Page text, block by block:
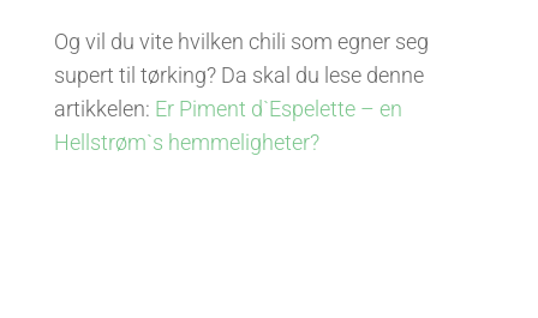
Og vil du vite hvilken chili som egner seg
supert til tørking? Da skal du lese denne
artikkelen: Er Piment d`Espelette – en
Hellstrøm`s hemmeligheter?